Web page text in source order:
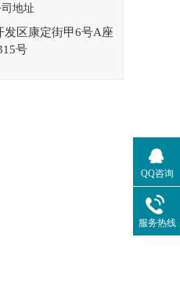
地址
发区康定街甲6号A座
号
QQ咨询
服务热线